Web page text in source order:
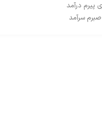
پیرم درآمد
سرآمد